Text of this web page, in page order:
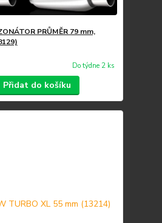
PRŮMĚR 79 mm,
Do týdne 2 ks
Přidat do košíku